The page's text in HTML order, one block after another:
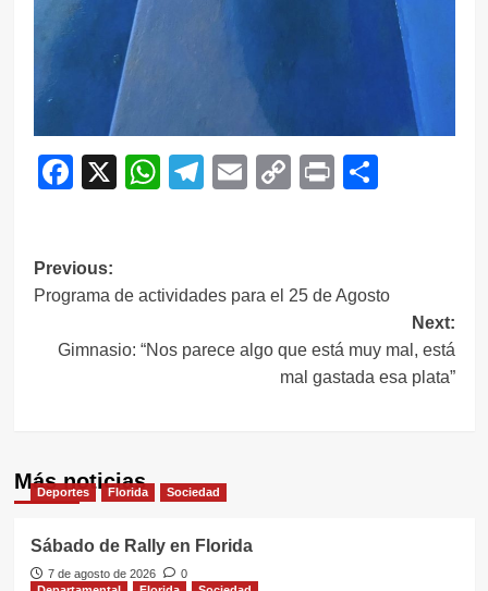
Facebook
X WhatsApp
Telegram
EmailCopy
Print
Navegación
de
entradas
Previous:
Programa de actividades para el 25 de Agosto
Next:
Gimnasio: “Nos parece algo que está muy mal, está
mal gastada esa plata”
Más noticias
Deportes Florida Sociedad
Sábado de Rally en Florida
7 de agosto de 2026
0